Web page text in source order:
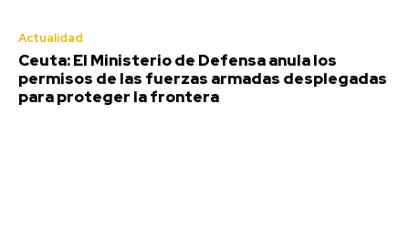
Actualidad
Ceuta: El Ministerio de Defensa anula los
permisos de las fuerzas armadas desplegadas
para proteger la frontera